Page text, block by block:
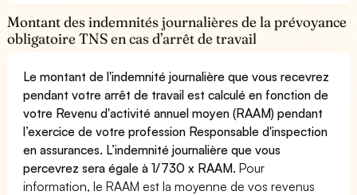
Montant des indemnités journalières de la prévoyance
obligatoire TNS en cas d’arrêt de travail
Le montant de l'indemnité journalière que vous recevrez
pendant votre arrêt de travail est calculé en fonction de
votre Revenu d'activité annuel moyen (RAAM) pendant
l’exercice de votre profession Responsable d'inspection
en assurances. L’indemnité journalière que vous
percevrez sera égale à 1/730 x RAAM. Pour
information, le RAAM est la moyenne de vos revenus